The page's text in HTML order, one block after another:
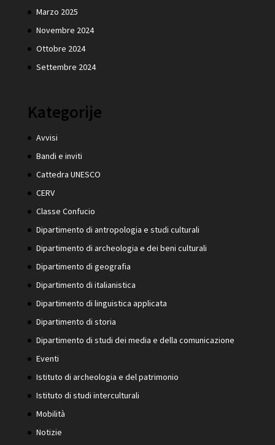
Marzo 2025
Novembre 2024
Ottobre 2024
Settembre 2024
Kategorije
Avvisi
Bandi e inviti
Cattedra UNESCO
CERV
Classe Confucio
Dipartimento di antropologia e studi culturali
Dipartimento di archeologia e dei beni culturali
Dipartimento di geografia
Dipartimento di italianistica
Dipartimento di linguistica applicata
Dipartimento di storia
Dipartimento di studi dei media e della comunicazione
Eventi
Istituto di archeologia e del patrimonio
Istituto di studi interculturali
Mobilità
Notizie